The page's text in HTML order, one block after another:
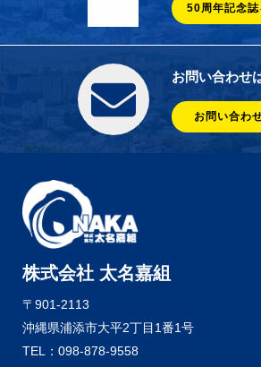
50周年記念誌
お問い合わせ
お問い合わ
株式会社 太名嘉組
〒901-2113
沖縄県浦添市大平2丁目1番1号
TEL：098-878-9558